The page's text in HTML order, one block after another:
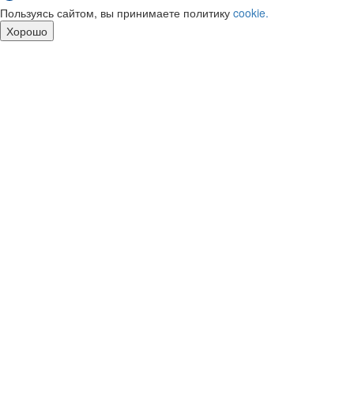
Пользуясь сайтом, вы принимаете политику cookie.
Хорошо